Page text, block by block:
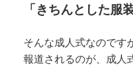
「きちんとした服
そんな成人式なのです
報道されるのが、成人